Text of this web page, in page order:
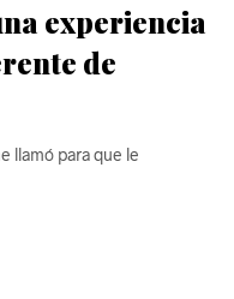
experiencia
de
llamó para que le